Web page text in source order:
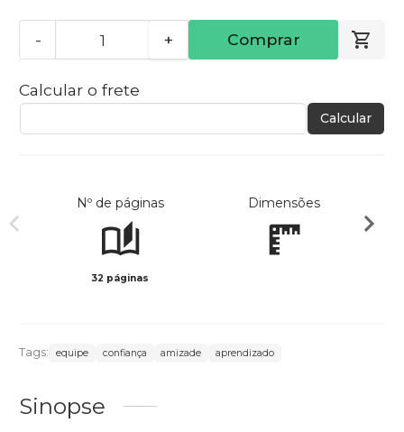
- + Comprar
Calcular o frete
Calcular
Nº de páginas
32 páginas
Dimensões
Tags: equipe confiança amizade aprendizado
Sinopse